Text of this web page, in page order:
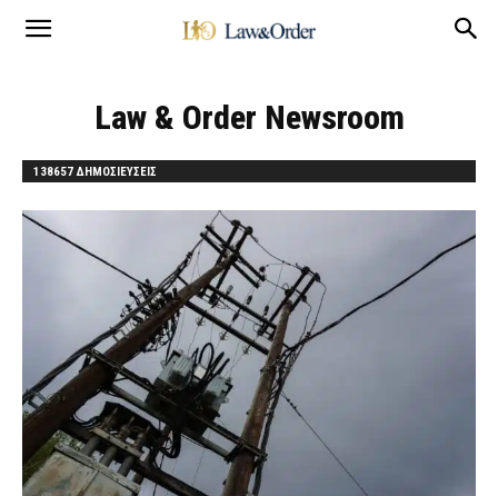
Law & Order Newsroom
138657 ΔΗΜΟΣΙΕΥΣΕΙΣ